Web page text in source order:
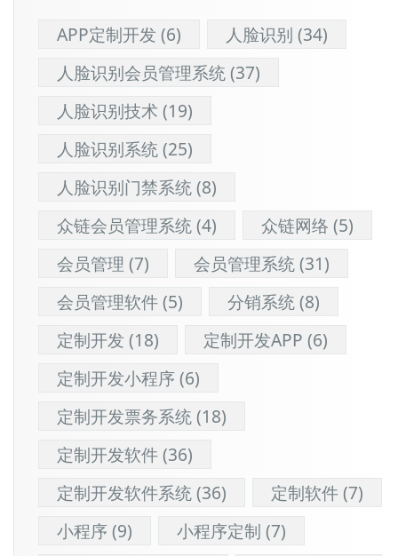
APP定制开发 (6) 人脸识别 (34)
人脸识别会员管理系统(37)
人脸识别技术(19)
人脸识别系统(25)
人脸识别门禁系统(8)
众链会员管理系统(4) 众链网络 (5)
会员管理 (7) 会员管理系统(31)
会员管理软件(5) 分销系统(8)
定制开发 (18) 定制开发APP (6)
定制开发小程序(6)
定制开发票务系统(18)
定制开发软件(36)
定制开发软件系统(36) 定制软件(7)
小程序(9) 小程序定制 (7)